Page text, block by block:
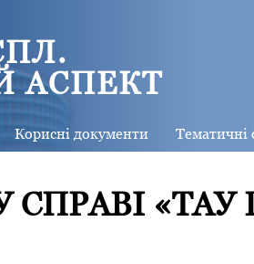
АСПЕКТ
Корисні документи Тематичні
«ТАУ